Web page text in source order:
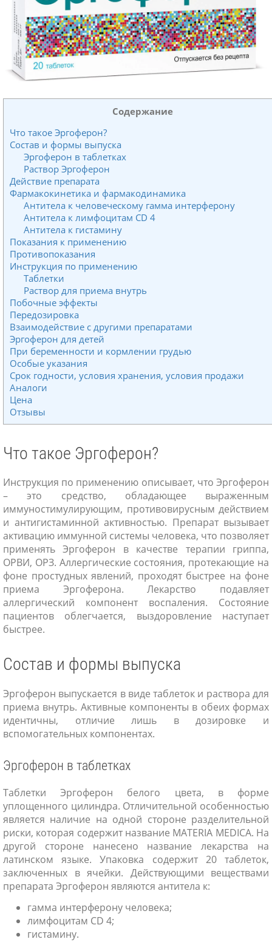
Содержание
Что такое Эргоферон?
Состав и формы выпуска
Эргоферон в таблетках
Раствор Эргоферон
Действие препарата
Фармакокинетика и фармакодинамика
Антитела к человеческому гамма интерферону
Антитела к лимфоцитам CD 4
Антитела к гистамину
Показания к применению
Противопоказания
Инструкция по применению
Таблетки
Раствор для приема внутрь
Побочные эффекты
Передозировка
Взаимодействие с другими препаратами
Эргоферон для детей
При беременности и кормлении грудью
Особые указания
Срок годности, условия хранения, условия продажи
Аналоги
Цена
Отзывы
Что такое Эргоферон?
Инструкция по применению описывает, что Эргоферон
– это средство, обладающее выраженным
иммуностимулирующим, противовирусным действием
и антигистаминной активностью. Препарат вызывает
активацию иммунной системы человека, что позволяет
применять Эргоферон в качестве терапии гриппа,
ОРВИ, ОРЗ. Аллергические состояния, протекающие на
фоне простудных явлений, проходят быстрее на фоне
приема Эргоферона. Лекарство подавляет
аллергический компонент воспаления. Состояние
пациентов облегчается, выздоровление наступает
быстрее.
Состав и формы выпуска
Эргоферон выпускается в виде таблеток и раствора для
приема внутрь. Активные компоненты в обеих формах
идентичны, отличие лишь в дозировке и
вспомогательных компонентах.
Эргоферон в таблетках
Таблетки Эргоферон белого цвета, в форме
уплощенного цилиндра. Отличительной особенностью
является наличие на одной стороне разделительной
риски, которая содержит название MATERIA MEDICA. На
другой стороне нанесено название лекарства на
латинском языке. Упаковка содержит 20 таблеток,
заключенных в ячейки. Действующими веществами
препарата Эргоферон являются антитела к:
гамма интерферону человека;
лимфоцитам СD 4;
гистамину.